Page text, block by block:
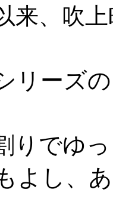
来、吹
リーズ
りでゆ
よし、